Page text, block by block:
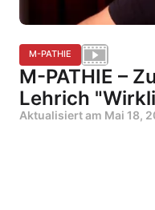
M-PATHIE
M-PATHIE –
Lehrich
Aktualisiert am Mai 18,